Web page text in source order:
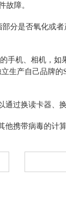
故障。
分是否氧化或
手机、相机，
生产自己品牌
过换读卡器、
携带病毒的计